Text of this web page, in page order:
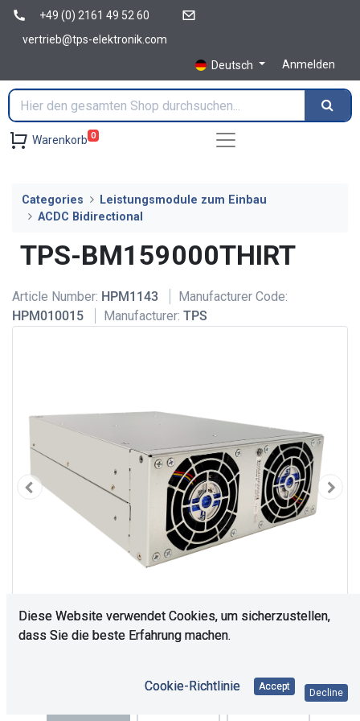
+49 (0) 2161 49 52 60
vertrieb@tps-elektronik.com
Deutsch
Anmelden
Warenkorb 0
Categories
Leistungsmodule zum Einbau
ACDC Bidirectional
TPS-BM159000THIRT
Article Number: HPM1143
Manufacturer Code:
HPM010015
Manufacturer: TPS
Diese Website verwendet Cookies, um sicherzustellen,
dass Sie die beste Erfahrung machen.
Cookie-Richtlinie Accept
Decline